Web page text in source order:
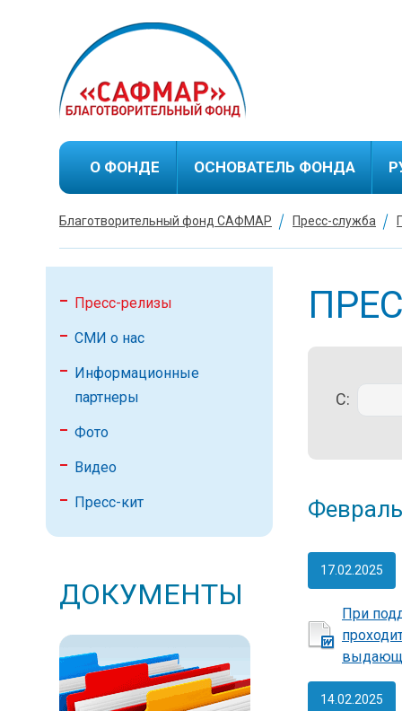
О ФОНДЕ ОСНОВАТЕЛЬ ФОНДА
Биография М.С.Гуцериева
деятельность М.С.Гуцериева
Благотворительный фонд САФМАР Пресс-служба
Пресс-релизы
СМИ о нас
Информационные
партнеры
Фото
Видео
Пресс-кит
ДОКУМЕНТЫ
С:
Февраль
17.02.2025
При
14.02.2025